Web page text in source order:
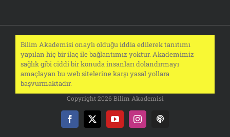
Bilim Akademisi onaylı olduğu iddia edilerek tanıtımı
yapılan hiç bir ilaç ile bağlantımız yoktur. Akademimiz
sağlık gibi ciddi bir konuda insanları dolandırmayı
amaçlayan bu web sitelerine karşı yasal yollara
başvurmaktadır.
Copyright 2026 Bilim Akademisi
Facebook
X YouTubeInstagramPodcast